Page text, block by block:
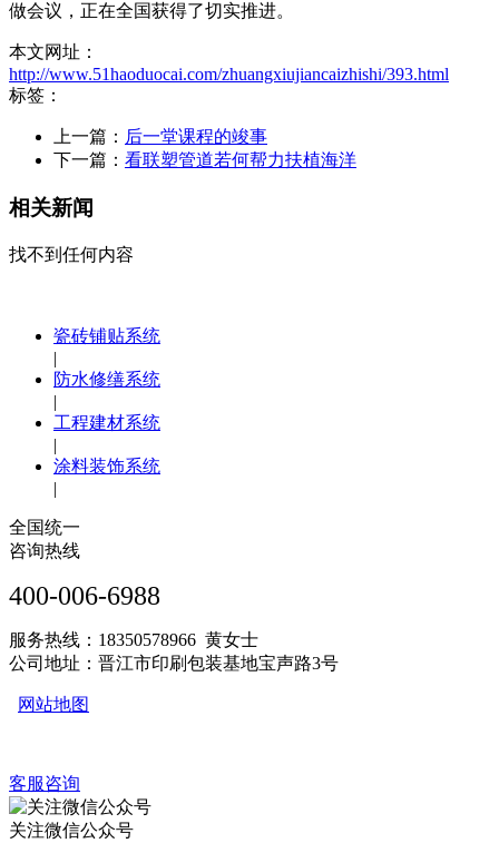
做会议，正在全国获得了切实推进。
本文网址：
http://www.51haoduocai.com/zhuangxiujiancaizhishi/393.html
标签：
上一篇： 后一堂课程的竣事
下一篇： 看联塑管道若何帮力扶植海洋
相关新闻
找不到任何内容
瓷砖铺贴系统
|
防水修缮系统
|
工程建材系统
|
涂料装饰系统
|
全国统一
咨询热线
400-006-6988
服务热线：18350578966 黄女士
公司地址：晋江市印刷包装基地宝声路3号
网站地图
客服咨询
关注微信公众号